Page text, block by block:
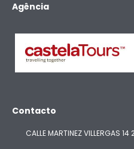
Agência
Contacto
CALLE MARTINEZ VILLERGAS